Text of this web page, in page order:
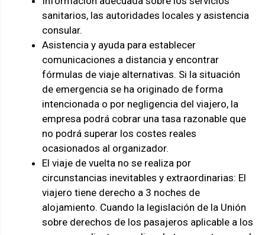
sanitarios, las autoridades locales y asistencia
consular.
Asistencia y ayuda para establecer
comunicaciones a distancia y encontrar
fórmulas de viaje alternativas. Si la situación
de emergencia se ha originado de forma
intencionada o por negligencia del viajero, la
empresa podrá cobrar una tasa razonable que
no podrá superar los costes reales
ocasionados al organizador.
El viaje de vuelta no se realiza por
circunstancias inevitables y extraordinarias: El
viajero tiene derecho a 3 noches de
alojamiento. Cuando la legislación de la Unión
sobre derechos de los pasajeros aplicable a los